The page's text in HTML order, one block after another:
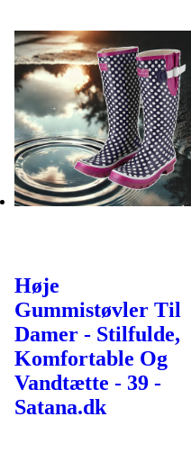
Høje
Gummistøvler Til
Damer - Stilfulde,
Komfortable Og
Vandtætte - 39 -
Satana.dk